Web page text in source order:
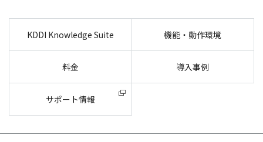
KDDI Knowledge Suite 機能・動作環境
料金 導入事例
サポート情報